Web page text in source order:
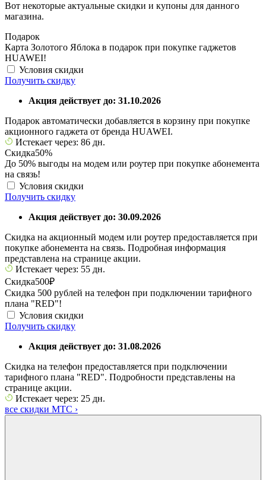
Вот некоторые актуальные скидки и купоны для данного
магазина.
Подарок
Карта Золотого Яблока в подарок при покупке гаджетов
HUAWEI!
Условия скидки
Получить скидку
Акция действует до: 31.10.2026
Подарок автоматически добавляется в корзину при покупке
акционного гаджета от бренда HUAWEI.
Истекает через: 86 дн.
Скидка50%
До 50% выгоды на модем или роутер при покупке абонемента
на связь!
Условия скидки
Получить скидку
Акция действует до: 30.09.2026
Скидка на акционный модем или роутер предоставляется при
покупке абонемента на связь. Подробная информация
представлена на странице акции.
Истекает через: 55 дн.
Скидка500₽
Скидка 500 рублей на телефон при подключении тарифного
плана "RED"!
Условия скидки
Получить скидку
Акция действует до: 31.08.2026
Скидка на телефон предоставляется при подключении
тарифного плана "RED". Подробности представлены на
странице акции.
Истекает через: 25 дн.
все скидки МТС ›